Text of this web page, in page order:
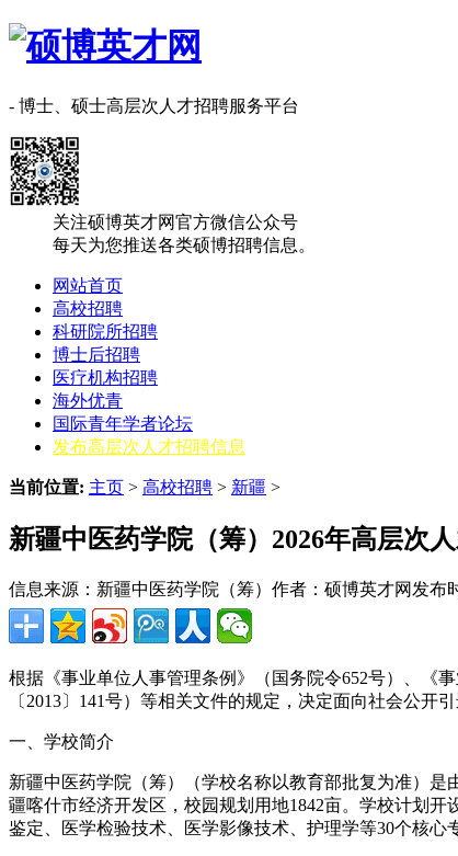
- 博士、硕士高层次人才招聘服务平台
关注硕博英才网官方微信公众号
每天为您推送各类硕博招聘信息。
网站首页
高校招聘
科研院所招聘
博士后招聘
医疗机构招聘
海外优青
国际青年学者论坛
发布高层次人才招聘信息
当前位置: 主页 > 高校招聘 > 新疆 >
新疆中医药学院（筹）2026年高层次
信息来源：新疆中医药学院（筹） 作者：硕博英才网 发布
根据《事业单位人事管理条例》（国务院令652号）、《
〔2013〕141号）等相关文件的规定，决定面向社会公开
一、学校简介
新疆中医药学院（筹）（学校名称以教育部批复为准）
疆喀什市经济开发区，校园规划用地1842亩。学校计划
鉴定、医学检验技术、医学影像技术、护理学等30个核心